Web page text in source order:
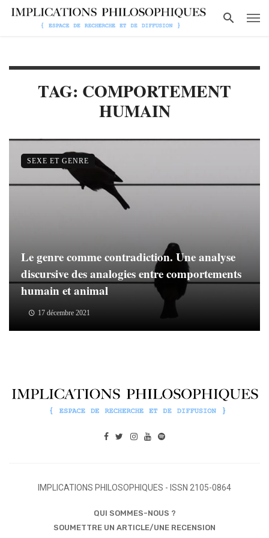
TAG: COMPORTEMENT
HUMAIN
Le genre comme contradiction. Une analyse
discursive des analogies entre comportements
humain et animal
17 décembre 2021
SEXE ET GENRE
IMPLICATIONS PHILOSOPHIQUES - ISSN 2105-0864
QUI SOMMES-NOUS ?
SOUMETTRE UN ARTICLE/UNE RECENSION